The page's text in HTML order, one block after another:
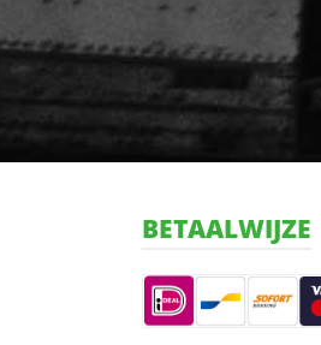
BETAALWIJZE